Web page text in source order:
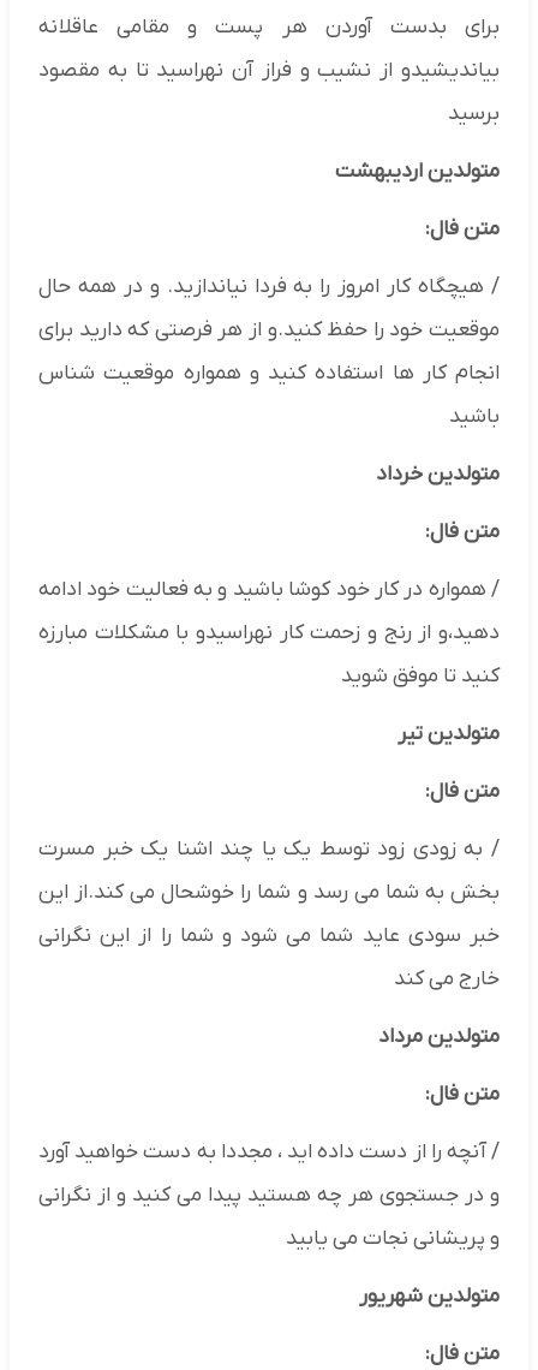
برای بدست آوردن هر پست و مقامی عاقلانه
بیاندیشیدو از نشیب و فراز آن نهراسید تا به مقصود
برسید
متولدین اردیبهشت
متن فال:
/ هیچگاه کار امروز را به فردا نیاندازید. و در همه حال
موقعیت خود را حفظ کنید.و از هر فرصتی که دارید برای
انجام کار ها استفاده کنید و همواره موقعیت شناس
باشید
متولدین خرداد
متن فال:
/ همواره در کار خود کوشا باشید و به فعالیت خود ادامه
دهید،و از رنج و زحمت کار نهراسیدو با مشکلات مبارزه
کنید تا موفق شوید
متولدین تیر
متن فال:
/ به زودی زود توسط یک یا چند اشنا یک خبر مسرت
بخش به شما می رسد و شما را خوشحال می کند.از این
خبر سودی عاید شما می شود و شما را از این نگرانی
خارج می کند
متولدین مرداد
متن فال:
/ آنچه را از دست داده اید ، مجددا به دست خواهید آورد
و در جستجوی هر چه هستید پیدا می کنید و از نگرانی
و پریشانی نجات می یابید
متولدین شهریور
متن فال: